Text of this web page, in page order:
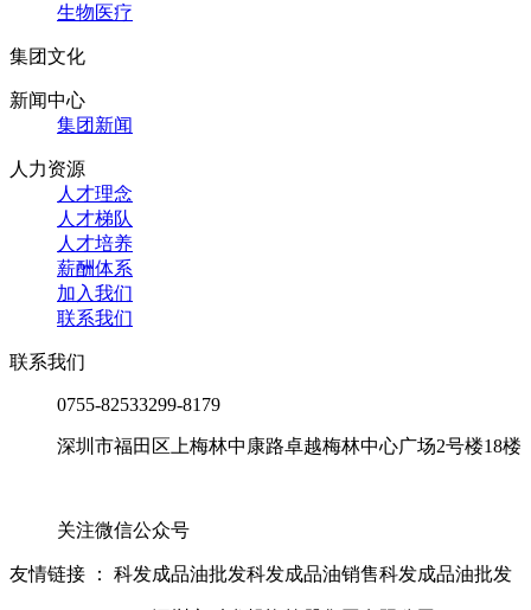
生物医疗
集团文化
新闻中心
集团新闻
人力资源
人才理念
人才梯队
人才培养
薪酬体系
加入我们
联系我们
联系我们
0755-82533299-8179
深圳市福田区上梅林中康路卓越梅林中心广场2号楼18楼
关注微信公众号
友情链接 ： 科发成品油批发科发成品油销售科发成品油批发